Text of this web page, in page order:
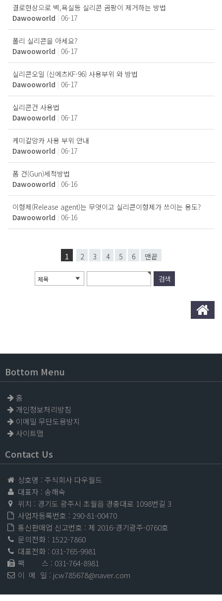
결로현상으로 벽,욕실등 실리콘 곰팡이 제거하는 방법
Dawooworld | 06-17
폴리 실리콘을 아세요?
Dawooworld | 06-17
실리콘오일 (신에츠KF-96) 사용부위 와 방법
Dawooworld | 06-17
실리콘건 사용법
Dawooworld | 06-17
케미칼앙카 사용 부위 안내
Dawooworld | 06-17
폼 건(Gun)세척방법
Dawooworld | 06-16
이형제(Release agent)는 무엇이고 실리콘이형제가 쓰이는 용도?
Dawooworld | 06-16
1 2 3 4 5 6 맨끝
제목
Bottom Menu
홈
개인정보처리방침
이메일 무단도용방지
사이트맵
Contact Us
상호명 : 주식회사 다우월드
대표자 : 송해숙
위치 : 경기도 광주시 초월읍 경충대로 1098번길 3
사업자등록번호 : 290-81-00470
통신판매업 신고번호 : 제 2016-경기광주-0760호
문의전화 : 1522-7860
대표전화 : 031-765-9981
팩 스 : 031-764-8981
이 메 일 : jcw785678@naver.com